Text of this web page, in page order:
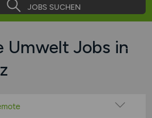
JOBS SUCHEN
Umwelt Jobs in